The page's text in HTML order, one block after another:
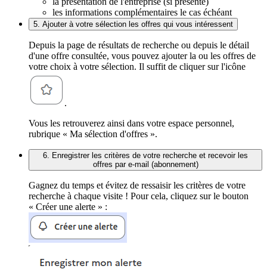
les informations complémentaires le cas échéant
5. Ajouter à votre sélection les offres qui vous intéressent
Depuis la page de résultats de recherche ou depuis le détail
d'une offre consultée, vous pouvez ajouter la ou les offres de
votre choix à votre sélection. Il suffit de cliquer sur l'icône
.
Vous les retrouverez ainsi dans votre espace personnel,
rubrique « Ma sélection d'offres ».
6. Enregistrer les critères de votre recherche et recevoir les
offres par e-mail (abonnement)
Gagnez du temps et évitez de ressaisir les critères de votre
recherche à chaque visite ! Pour cela, cliquez sur le bouton
« Créer une alerte » :